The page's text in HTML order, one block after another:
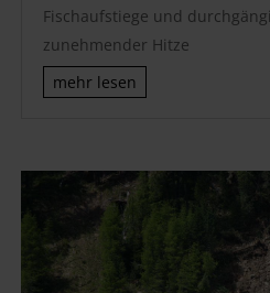
Fischaufstiege und
zunehmender Hitze
mehr lesen